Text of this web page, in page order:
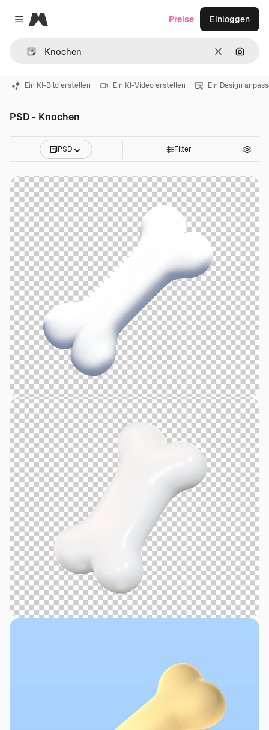
Close menu
Magnific
LöschenNach
Preise Einloggen
Ein KI-Bild erstellen Ein KI-Video erstellen Ein Design
PSD - Knochen
PSD Filter